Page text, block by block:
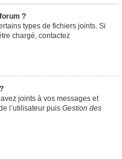
?
types de fichiers joints. Si
chargé, contactez
joints à vos messages et
l’utilisateur puis Gestion des